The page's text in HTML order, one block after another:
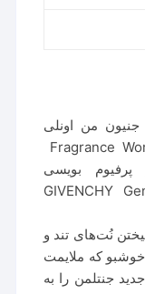
من اونلی
بویسی
GIVENCHY
نُت‌های تند و
که ملایمت
جنتلمن را به